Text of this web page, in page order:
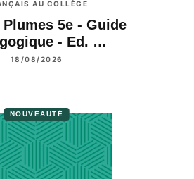
AU COLLÈGE
5e - Guide
- Ed. …
18/08/2026
NOUVEAUTÉ